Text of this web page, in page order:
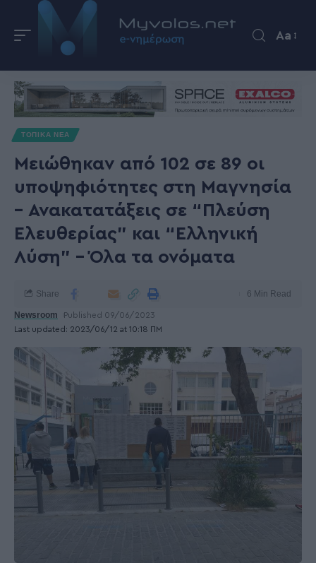
Aa
ΤΟΠΙΚΑ ΝΕΑ
Μειώθηκαν από 102 σε 89 οι
υποψηφιότητες στη Μαγνησία
– Ανακατατάξεις σε “Πλεύση
Ελευθερίας” και “Ελληνική
Λύση” – Όλα τα ονόματα
Last updated: 2023/06/12 at 10:18 ΠΜ
Newsroom Published 09/06/2023
Share 6 Min Read